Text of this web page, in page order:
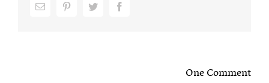
facebook
twitter
pinterest
Email
One Comment